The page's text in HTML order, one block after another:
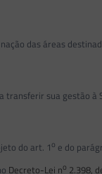
das áreas
sua gestão à
do art. 1o e do
Decreto-Lei no 2.398,